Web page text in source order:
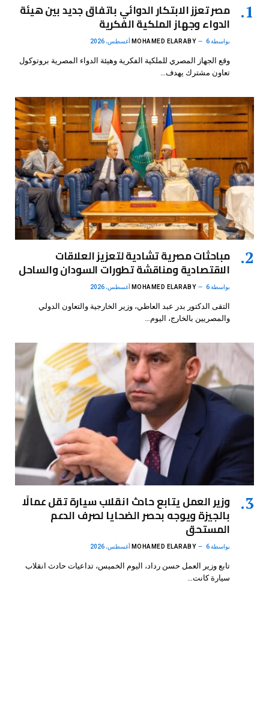
مصر تعزز الابتكار الدوائي باتفاق جديد بين هيئة
الدواء وجهاز الملكية الفكرية
بواسطة MOHAMED ELARABY 6 أغسطس، 2026
وقع الجهاز المصري للملكية الفكرية وهيئة الدواء المصرية بروتوكول
تعاون مشترك يهدف…
مباحثات مصرية تشادية لتعزيز العلاقات
الاقتصادية ومناقشة تطورات السودان والساحل
بواسطة MOHAMED ELARABY 6 أغسطس، 2026
التقى الدكتور بدر عبد العاطي، وزير الخارجية والتعاون الدولي
والمصريين بالخارج، اليوم…
وزير العمل يتابع حادث انقلاب سيارة تقل عمالًا
بالجيزة ويوجه بحصر الضحايا لصرف الدعم
المستحق
بواسطة MOHAMED ELARABY 6 أغسطس، 2026
تابع وزير العمل حسن رداد، اليوم الخميس، تداعيات حادث انقلاب
سيارة كانت…